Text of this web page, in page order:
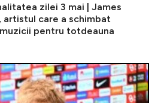
zilei 3 mai | James
artistul care a schimbat
pentru totdeauna